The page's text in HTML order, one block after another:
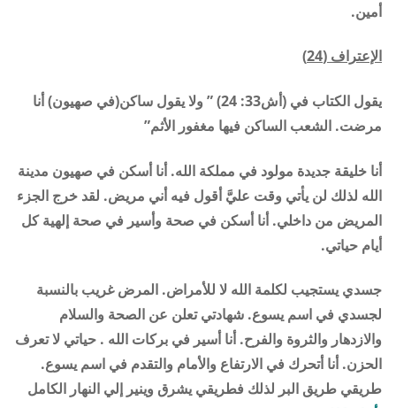
أمين.
الإعتراف (24)
يقول الكتاب في (أش33: 24) ” ولا يقول ساكن(في صهيون) أنا
مرضت. الشعب الساكن فيها مغفور الأثم”
أنا خليقة جديدة مولود في مملكة الله. أنا أسكن في صهيون مدينة
الله لذلك لن يأتي وقت عليَّ أقول فيه أني مريض. لقد خرج الجزء
المريض من داخلي. أنا أسكن في صحة وأسير في صحة إلهية كل
أيام حياتي.
جسدي يستجيب لكلمة الله لا للأمراض. المرض غريب بالنسبة
لجسدي في اسم يسوع. شهادتي تعلن عن الصحة والسلام
والازدهار والثروة والفرح. أنا أسير في بركات الله . حياتي لا تعرف
الحزن. أنا أتحرك في الارتفاع والأمام والتقدم في اسم يسوع.
طريقي طريق البر لذلك فطريقي يشرق وينير إلي النهار الكامل